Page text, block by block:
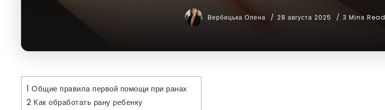
Вербицька Олена 28 августа 2025 3 Mins Read
1 Общие правила первой помощи при ранах
2 Как обработать рану ребенку